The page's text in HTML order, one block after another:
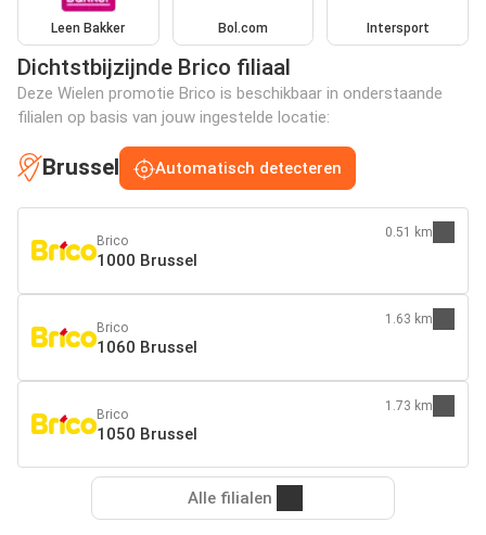
Leen Bakker Bol.com Intersport
Dichtstbijzijnde Brico filiaal
Deze Wielen promotie Brico is beschikbaar in onderstaande
filialen op basis van jouw ingestelde locatie:
Brussel Automatisch detecteren
Brico
1000 Brussel
0.51 km
Brico
1060 Brussel
1.63 km
Brico
1050 Brussel
1.73 km
Alle filialen